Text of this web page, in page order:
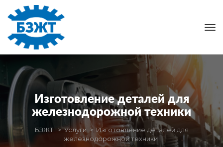
Изготовление деталей для
железнодорожной техники
БЗЖТ > Услуги > Изготовление деталей для
железнодорожной техники